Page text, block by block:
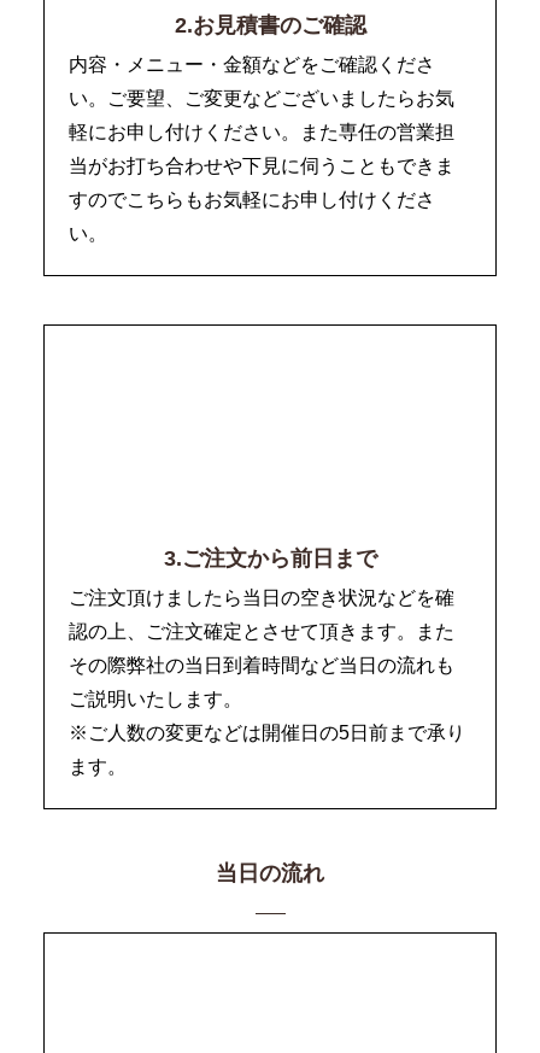
2.お見積書のご確認
内容・メニュー・金額などをご確認くださ
い。ご要望、ご変更などございましたらお気
軽にお申し付けください。また専任の営業担
当がお打ち合わせや下見に伺うこともできま
すのでこちらもお気軽にお申し付けくださ
い。
3.ご注文から前日まで
ご注文頂けましたら当日の空き状況などを確
認の上、ご注文確定とさせて頂きます。また
その際弊社の当日到着時間など当日の流れも
ご説明いたします。
※ご人数の変更などは開催日の5日前まで承り
ます。
当日の流れ